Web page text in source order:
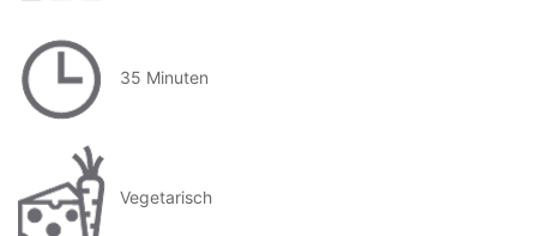
35 Minuten
Vegetarisch